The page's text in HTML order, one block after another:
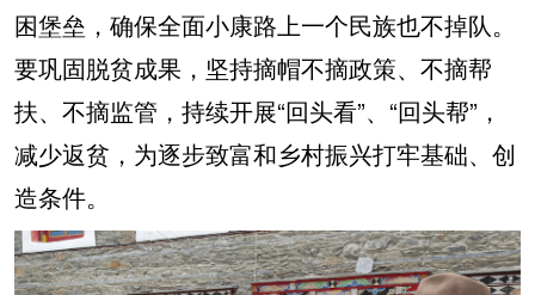
困堡垒，确保全面小康路上一个民族也不掉队。
要巩固脱贫成果，坚持摘帽不摘政策、不摘帮
扶、不摘监管，持续开展“回头看”、“回头帮”，
减少返贫，为逐步致富和乡村振兴打牢基础、创
造条件。